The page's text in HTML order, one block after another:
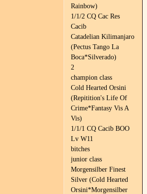
Rainbow)
1/1/2 CQ Cac Res
Cacib
Catadelian Kilimanjaro
(Pectus Tango La
Boca*Silverado)
2
champion class
Cold Hearted Orsini
(Repitition's Life Of
Crime*Fantasy Vis A
Vis)
1/1/1 CQ Cacib BOO
Lv W11
bitches
junior class
Morgensilber Finest
Silver (Cold Hearted
Orsini*Morgensilber